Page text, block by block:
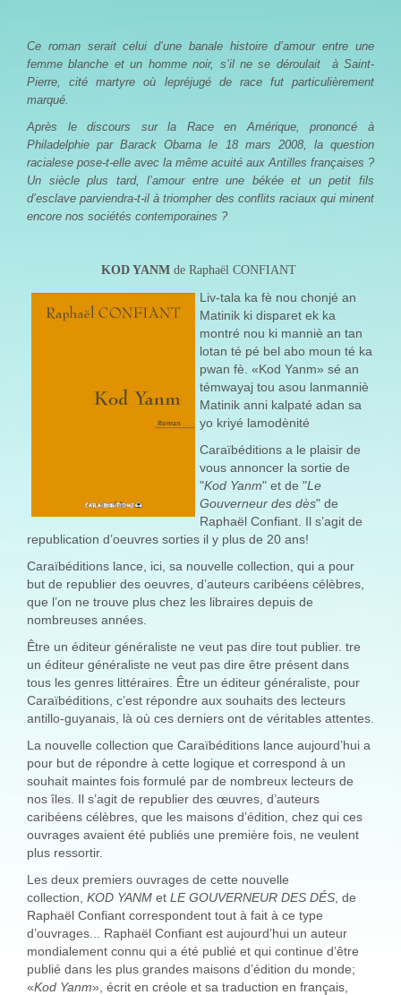
Ce roman serait celui d’une banale histoire d’amour entre une
femme blanche et un homme noir, s’il ne se déroulait
à Saint-
Pierre, cité martyre où lepréjugé de race fut particulièrement
marqué.
Après le discours sur la Race en Amérique, prononcé à
Philadelphie par Barack Obama le 18 mars 2008, la question
racialese pose-t-elle avec la même acuité aux Antilles françaises ?
Un siècle plus tard, l’amour entre une békée et un petit fils
d’esclave parviendra-t-il à triompher des conflits raciaux qui minent
encore nos sociétés contemporaines ?
KOD YANM de Raphaël CONFIANT
Liv-tala ka fè nou chonjé an
Matinik ki disparet ek ka
montré nou ki manniè an tan
lotan té pé bel abo moun té ka
pwan fè. «Kod Yanm» sé an
témwayaj tou asou lanmanniè
Matinik anni kalpaté adan sa
yo kriyé lamodènité
Caraïbéditions a le plaisir de
vous annoncer la sortie de
"Kod Yanm" et de "Le
Gouverneur des dès" de
Raphaël Confiant. Il s’agit de
republication d’oeuvres sorties il y plus de 20 ans!
Caraïbéditions lance, ici, sa nouvelle collection, qui a pour
but de republier des oeuvres, d’auteurs caribéens célèbres,
que l’on ne trouve plus chez les libraires depuis de
nombreuses années.
Être un éditeur généraliste ne veut pas dire tout publier. tre
un éditeur généraliste ne veut pas dire être présent dans
tous les genres littéraires. Être un éditeur généraliste, pour
Caraïbéditions, c’est répondre aux souhaits des lecteurs
antillo-guyanais, là où ces derniers ont de véritables attentes.
La nouvelle collection que Caraïbéditions lance aujourd’hui a
pour but de répondre à cette logique et correspond à un
souhait maintes fois formulé par de nombreux lecteurs de
nos îles. Il s’agit de republier des œuvres, d’auteurs
caribéens célèbres, que les maisons d’édition, chez qui ces
ouvrages avaient été publiés une première fois, ne veulent
plus ressortir.
Les deux premiers ouvrages de cette nouvelle
collection, KOD YANM et LE GOUVERNEUR DES DÉS , de
Raphaël Confiant correspondent tout à fait à ce type
d’ouvrages... Raphaël Confiant est aujourd’hui un auteur
mondialement connu qui a été publié et qui continue d’être
publié dans les plus grandes maisons d’édition du monde;
«Kod Yanm», écrit en créole et sa traduction en français,